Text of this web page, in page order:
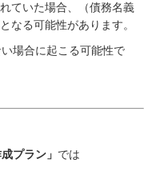
ていた場合、（債務名義
なる可能性があります。
場合に起こる可能性で
プラン」 では